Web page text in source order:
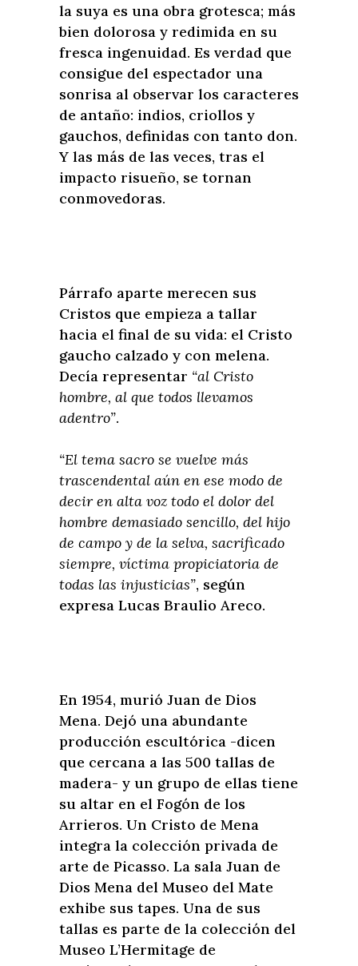
la suya es una obra grotesca; más
bien dolorosa y redimida en su
fresca ingenuidad. Es verdad que
consigue del espectador una
sonrisa al observar los caracteres
de antaño: indios, criollos y
gauchos, definidas con tanto don.
Y las más de las veces, tras el
impacto risueño, se tornan
conmovedoras.
Párrafo aparte merecen sus
Cristos que empieza a tallar
hacia el final de su vida: el Cristo
gaucho calzado y con melena.
Decía representar “al Cristo
hombre, al que todos llevamos
adentro”.
“El tema sacro se vuelve más
trascendental aún en ese modo de
decir en alta voz todo el dolor del
hombre demasiado sencillo, del hijo
de campo y de la selva, sacrificado
siempre, víctima propiciatoria de
todas las injusticias”, según
expresa Lucas Braulio Areco.
En 1954, murió Juan de Dios
Mena. Dejó una abundante
producción escultórica -dicen
que cercana a las 500 tallas de
madera- y un grupo de ellas tiene
su altar en el Fogón de los
Arrieros. Un Cristo de Mena
integra la colección privada de
arte de Picasso. La sala Juan de
Dios Mena del Museo del Mate
exhibe sus tapes. Una de sus
tallas es parte de la colección del
Museo L’Hermitage de